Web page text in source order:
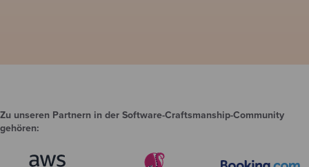
Zu unseren Partnern in der Software-Craftsmanship-Community
gehören: